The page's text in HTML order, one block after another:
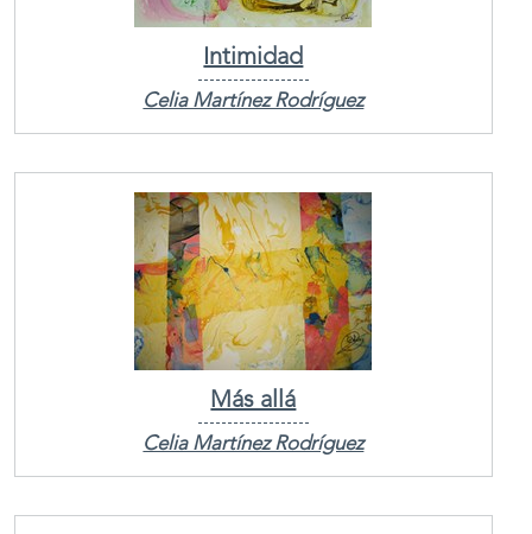
Intimidad
Celia Martínez Rodríguez
Más allá
Celia Martínez Rodríguez